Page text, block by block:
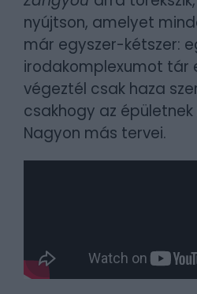
nyújtson, amelyet
már egyszer-kétszer:
irodakomplexumot tár
végeztél csak haza
csakhogy az
Nagyon más tervei.